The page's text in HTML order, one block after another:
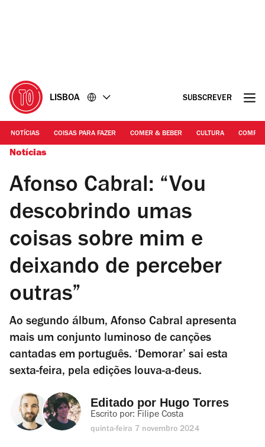
LISBOA SUBSCREVER
NOTÍCIAS COISAS PARA FAZER COMER & BEBER CULTURA
Notícias
Afonso Cabral: “Vou
descobrindo umas
coisas sobre mim e
deixando de perceber
outras”
Ao segundo álbum, Afonso Cabral apresenta
mais um conjunto luminoso de canções
cantadas em português. ‘Demorar’ sai esta
sexta-feira, pela edições louva-a-deus.
Editado por Hugo Torres
Escrito por: Filipe Costa
quinta-feira 7 novembro 2024